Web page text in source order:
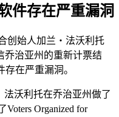
件存在严重漏洞
创始人加兰‧法沃利托
乔治亚州的重新计票结
在严重漏洞。
法沃利托在乔治亚州做了
Organized for